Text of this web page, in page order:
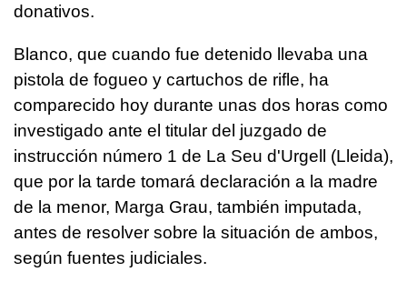
donativos.
Blanco, que cuando fue detenido llevaba una
pistola de fogueo y cartuchos de rifle, ha
comparecido hoy durante unas dos horas como
investigado ante el titular del juzgado de
instrucción número 1 de La Seu d'Urgell (Lleida),
que por la tarde tomará declaración a la madre
de la menor, Marga Grau, también imputada,
antes de resolver sobre la situación de ambos,
según fuentes judiciales.